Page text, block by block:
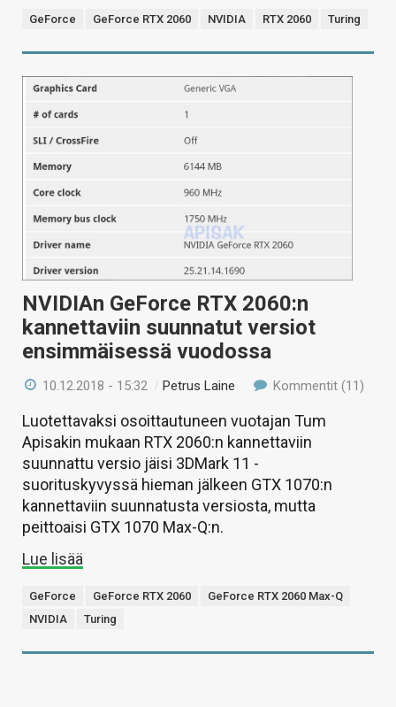
GeForce GeForce RTX 2060 NVIDIA RTX 2060 Turing
NVIDIAn GeForce RTX 2060:n
kannettaviin suunnatut versiot
ensimmäisessä vuodossa
10.12.2018 - 15:32 /Petrus Laine Kommentit (11)
Luotettavaksi osoittautuneen vuotajan Tum
Apisakin mukaan RTX 2060:n kannettaviin
suunnattu versio jäisi 3DMark 11 -
suorituskyvyssä hieman jälkeen GTX 1070:n
kannettaviin suunnatusta versiosta, mutta
peittoaisi GTX 1070 Max-Q:n.
Lue lisää
GeForce GeForce RTX 2060
GeForce RTX 2060 Max-Q
NVIDIA
Turing